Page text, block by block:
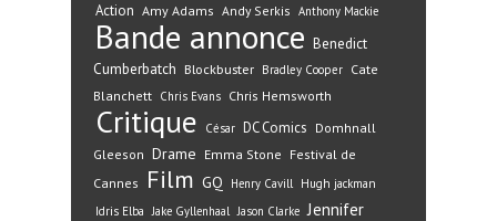
Action Amy Adams Andy Serkis Anthony Mackie
Bande annonce Benedict
Cumberbatch Blockbuster Bradley Cooper Cate
Blanchett Chris Evans Chris Hemsworth
Critique César DC Comics Domhnall
Gleeson Drame Emma Stone Festival de
Cannes
Film GQ Henry Cavill Hugh jackman
Idris Elba Jake Gyllenhaal Jason Clarke Jennifer